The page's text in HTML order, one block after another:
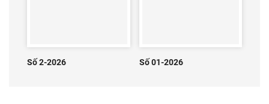
Số 2-2026 Số 01-2026